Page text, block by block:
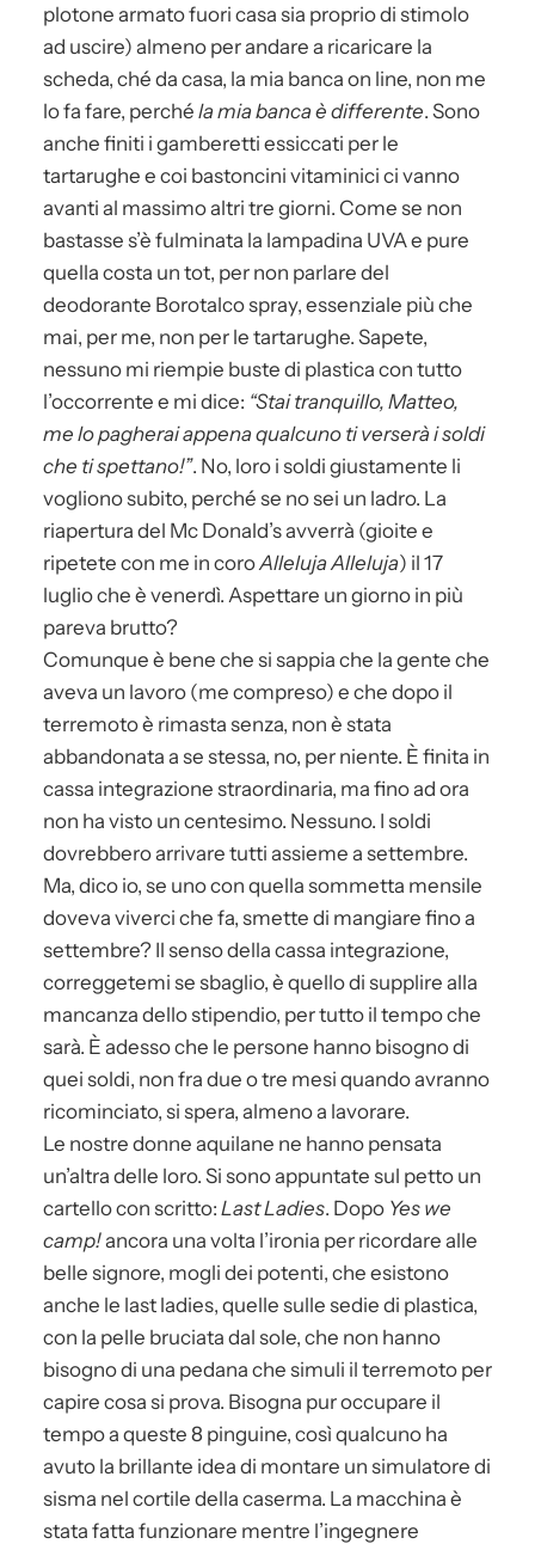
plotone armato fuori casa sia proprio di stimolo
ad uscire) almeno per andare a ricaricare la
scheda, ché da casa, la mia banca on line, non me
lo fa fare, perché la mia banca è differente. Sono
anche finiti i gamberetti essiccati per le
tartarughe e coi bastoncini vitaminici ci vanno
avanti al massimo altri tre giorni. Come se non
bastasse s’è fulminata la lampadina UVA e pure
quella costa un tot, per non parlare del
deodorante Borotalco spray, essenziale più che
mai, per me, non per le tartarughe. Sapete,
nessuno mi riempie buste di plastica con tutto
l’occorrente e mi dice: “Stai tranquillo, Matteo,
me lo pagherai appena qualcuno ti verserà i soldi
che ti spettano!”. No, loro i soldi giustamente li
vogliono subito, perché se no sei un ladro. La
riapertura del Mc Donald’s avverrà (gioite e
ripetete con me in coroAlleluja Alleluja) il 17
luglio che è venerdì. Aspettare un giorno in più
pareva brutto?
Comunque è bene che si sappia che la gente che
aveva un lavoro (me compreso) e che dopo il
terremoto è rimasta senza, non è stata
abbandonata a se stessa, no, per niente. È finita in
cassa integrazione straordinaria, ma fino ad ora
non ha visto un centesimo. Nessuno. I soldi
dovrebbero arrivare tutti assieme a settembre.
Ma, dico io, se uno con quella sommetta mensile
doveva viverci che fa, smette di mangiare fino a
settembre? Il senso della cassa integrazione,
correggetemi se sbaglio, è quello di supplire alla
mancanza dello stipendio, per tutto il tempo che
sarà. È adesso che le persone hanno bisogno di
quei soldi, non fra due o tre mesi quando avranno
ricominciato, si spera, almeno a lavorare.
Le nostre donne aquilane ne hanno pensata
un’altra delle loro. Si sono appuntate sul petto un
cartello con scritto: Last Ladies. Dopo Yes we
camp!ancora una volta l’ironia per ricordare alle
belle signore, mogli dei potenti, che esistono
anche le last ladies, quelle sulle sedie di plastica,
con la pelle bruciata dal sole, che non hanno
bisogno di una pedana che simuli il terremoto per
capire cosa si prova. Bisogna pur occupare il
tempo a queste 8 pinguine, così qualcuno ha
avuto la brillante idea di montare un simulatore di
sisma nel cortile della caserma. La macchina è
stata fatta funzionare mentre l’ingegnere